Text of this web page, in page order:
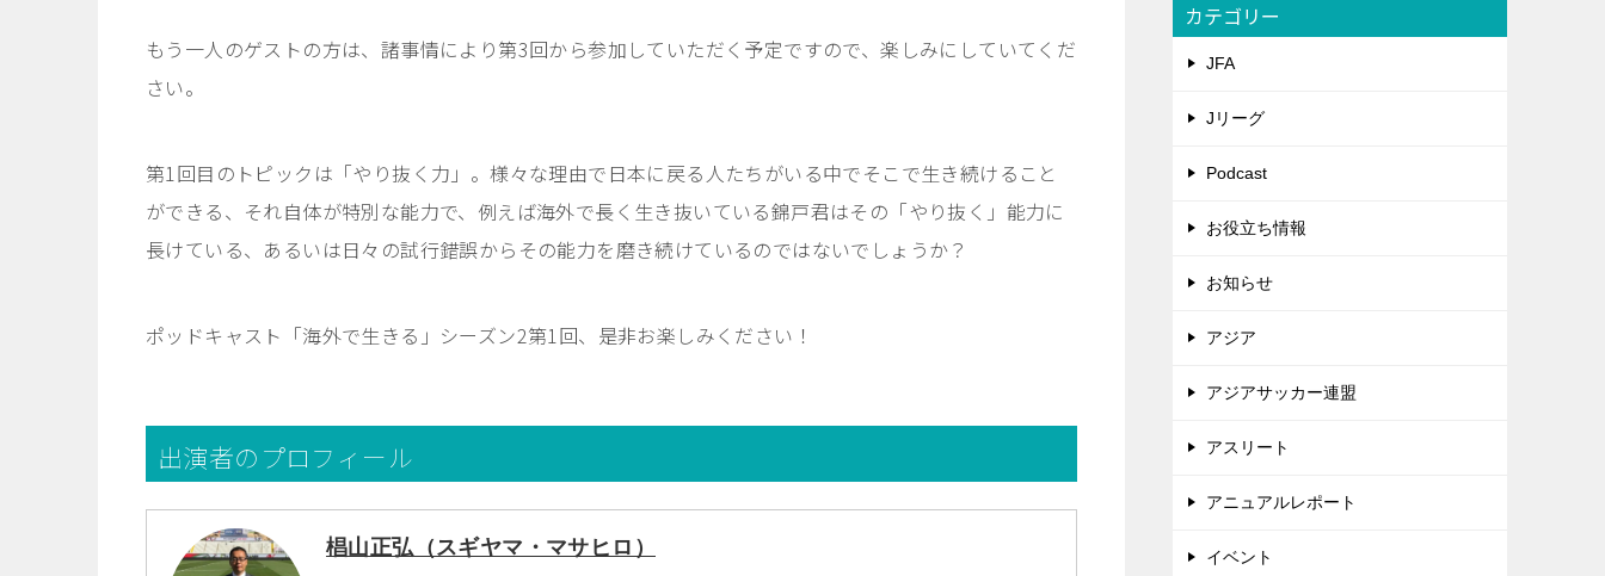
もう一人のゲストの方は、諸事情により第3回から参加していただく予定ですので、楽しみにしていてくだ
さい。
第1回目のトピックは「やり抜く力」。様々な理由で日本に戻る人たちがいる中でそこで生き続けること
ができる、それ自体が特別な能力で、例えば海外で長く生き抜いている錦戸君はその「やり抜く」能力に
長けている、あるいは日々の試行錯誤からその能力を磨き続けているのではないでしょうか？
ポッドキャスト「海外で生きる」シーズン2第1回、是非お楽しみください！
出演者のプロフィール
椙山正弘（スギヤマ・マサヒロ）
カテゴリー
JFA
Jリーグ
Podcast
お役立ち情報
お知らせ
アジア
アジアサッカー連盟
アスリート
アニュアルレポート
イベント